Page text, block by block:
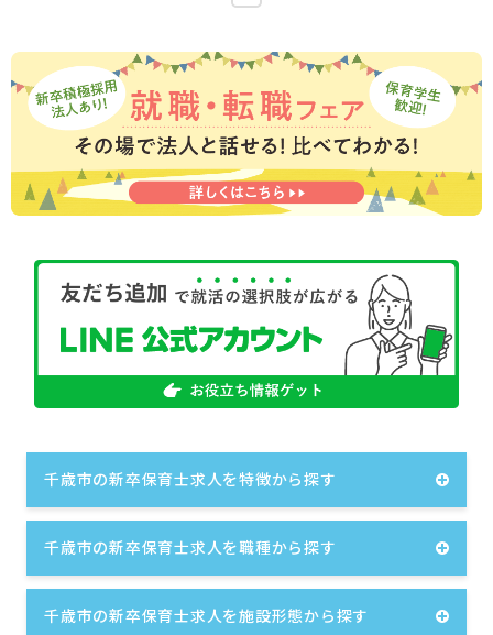
超過分は別途支給）
＜令和6年度＞
月給212,700円～251,350円
・内訳
基本給 159,000円～190,000円
研究研修手当 20,000円
創設者記念手当 3,000円
保育地域手当 2,000円
超過分は別途支給）
住宅手当（上限40,000円／月 補助率2/3程度）※
通勤手当（上限20,000円／月）
賞与年2回 計3カ月分※昨年度実績
寒冷地手当（11月）
※パートも同時募集中です。詳細はお問い合わせ
千歳市の新卒保育士求人を特徴から探す
千歳市の新卒保育士求人を職種から探す
千歳市の新卒保育士求人を施設形態から探す